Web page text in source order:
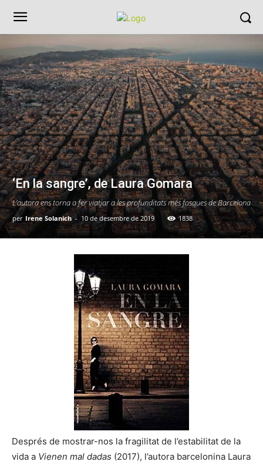
‘En la sangre’, de Laura Gomara
L’autora ens torna a fer viatjar a les profunditats més fosques de Barcelona
per Irene Solanich - 10 de desembre de 2019 1838
Després de mostrar-nos la fragilitat de l’estabilitat de la
vida a Vienen mal dadas (2017), l’autora barcelonina Laura